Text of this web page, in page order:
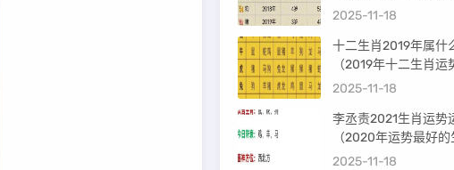
龄）
2025-11-18
十二生肖2019年属什
（2019年十二生肖运
2025-11-18
李丞责2021生肖运势
（2020年运势最好的
肖）
2025-11-18